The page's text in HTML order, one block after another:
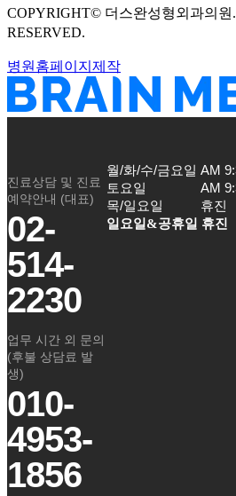
COPYRIGHT© 더스완성형외과의원
RESERVED.
병원홈페이지제작
진료상담 및 진료
예약안내 (대표)
02-
514-
2230
업무 시간 외 문의
(후불 상담료 발
생)
010-
4953-
1856
월/화/수/금요일
토요일
목/일요일
AM
AM
휴진
일요일&공휴일 휴진